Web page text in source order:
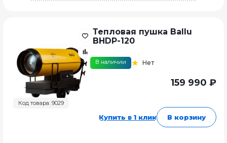
Код товара: 9029
Тепловая пушка Ballu
BHDP-120
В наличии Нет
159 990 ₽
Купить в 1 клик В корзину